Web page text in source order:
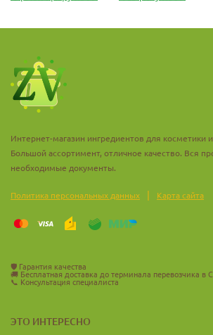
Интернет-магазин ингредиентов для косметики
Большой ассортимент, отличное качество. Вся
необходимые документы.
Политика персональных данных | Карта сайта
🛡️ Гарантия качества
🚚 Бесплатная доставка до терминала перевозчика в
📞 Консультация специалиста
ЭТО ИНТЕРЕСНО